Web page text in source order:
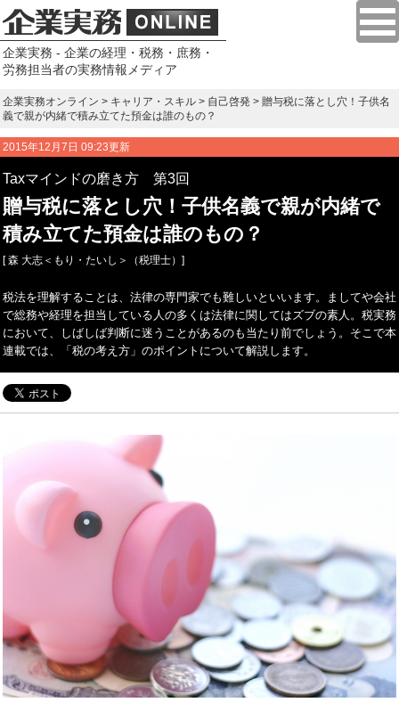
企業実務 - 企業の経理・税務・庶務・
労務担当者の実務情報メディア
企業実務オンライン > キャリア・スキル > 自己啓発 > 贈与税に落とし穴！子供名
義で親が内緒で積み立てた預金は誰のもの？
2015年12月7日 09:23更新
Taxマインドの磨き方 第3回
贈与税に落とし穴！子供名義で親が内緒で
積み立てた預金は誰のもの？
[ 森 大志＜もり・たいし＞（税理士）]
税法を理解することは、法律の専門家でも難しいといいます。ましてや会社
で総務や経理を担当している人の多くは法律に関してはズブの素人。税実務
において、しばしば判断に迷うことがあるのも当たり前でしょう。そこで本
連載では、「税の考え方」のポイントについて解説します。